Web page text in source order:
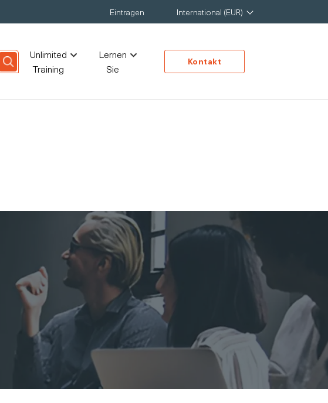
Eintragen International (EUR)
Unlimited
Training
Lernen
Sie
Kontakt